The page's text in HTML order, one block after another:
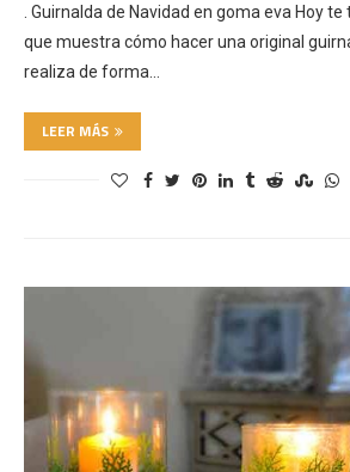
. Guirnalda de Navidad en goma eva Hoy
que muestra cómo hacer una original
realiza de forma…
LEER MÁS